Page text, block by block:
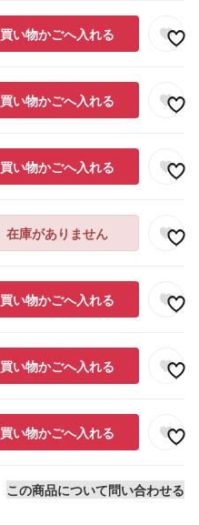
買い物かごへ入れる
買い物かごへ入れる
買い物かごへ入れる
在庫がありません
買い物かごへ入れる
買い物かごへ入れる
買い物かごへ入れる
この商品について問い合わせる